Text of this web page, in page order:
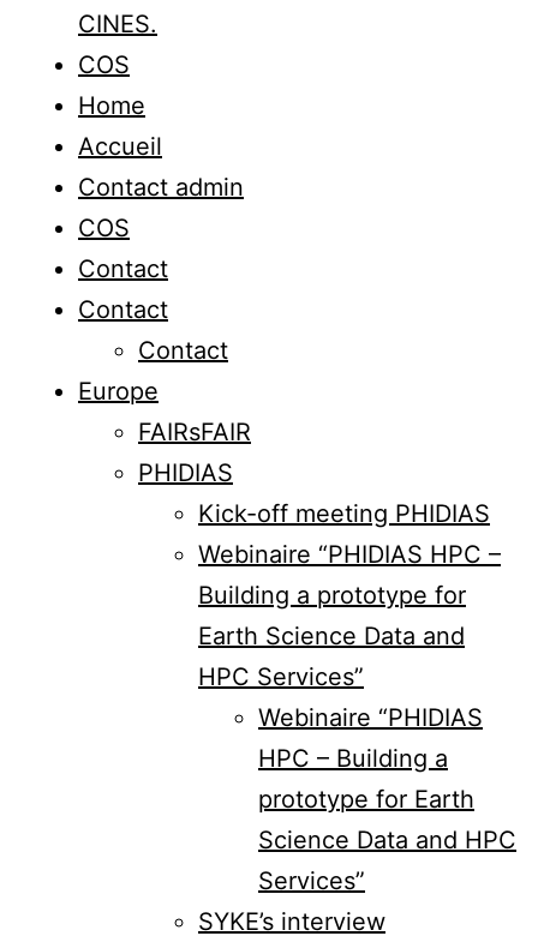
CINES.
COS
Home
Accueil
Contact admin
COS
Contact
Contact
Contact
Europe
FAIRsFAIR
PHIDIAS
Kick-off meeting PHIDIAS
Webinaire “PHIDIAS HPC –
Building a prototype for
Earth Science Data and
HPC Services”
Webinaire “PHIDIAS
HPC – Building a
prototype for Earth
Science Data and HPC
Services”
SYKE’s interview